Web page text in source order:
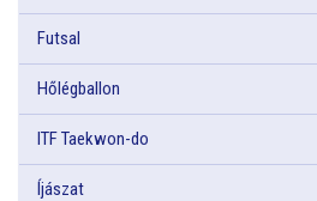
Futsal
Hőlégballon
ITF Taekwon-do
Íjászat